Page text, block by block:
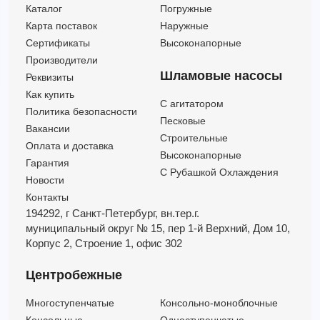
DGG 750/4/80 D0FT5 NC Q TS 2SIC 10 400 V
Каталог
Карта поставок
Сертификаты
Производители
Реквизиты
Как купить
Политика безопасности
Вакансии
Оплата и доставка
Гарантия
Новости
Контакты
Погружные
Наружные
Высоконапорные
Шламовые насосы
C агитатором
Песковые
Строительные
Высоконапорные
С Рубашкой Охлаждения
194292, г Санкт-Петербург, вн.тер.г.
муниципальный округ № 15, пер 1-й Верхний, Дом 10,
Корпус 2, Строение 1, офис 302
Центробежные
Многоступенчатые
Консольно-моноблочные